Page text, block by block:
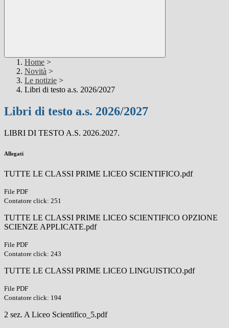
Home >
Novità >
Le notizie >
Libri di testo a.s. 2026/2027
Libri di testo a.s. 2026/2027
LIBRI DI TESTO A.S. 2026.2027.
Allegati
TUTTE LE CLASSI PRIME LICEO SCIENTIFICO.pdf
File PDF
Contatore click: 251
TUTTE LE CLASSI PRIME LICEO SCIENTIFICO OPZIONE
SCIENZE APPLICATE.pdf
File PDF
Contatore click: 243
TUTTE LE CLASSI PRIME LICEO LINGUISTICO.pdf
File PDF
Contatore click: 194
2 sez. A Liceo Scientifico_5.pdf